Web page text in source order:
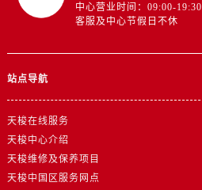
中心营业时间：09:00-19:30
客服及中心节假日不休
站点导航
天梭在线服务
天梭中心介绍
天梭维修及保养项目
天梭中国区服务网点